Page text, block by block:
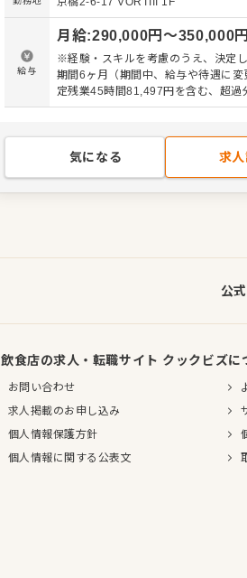
しょう。 ▼料理やお酒の魅力を、分かりやすく伝え
る役割 当店では、鮨と懐石を組み合
料理を提供しています。サービススタ
を運ぶだけでなく、食材や調理法、
お酒などをお客様へお伝えする大切
す。最初から専門知識がなくても大丈
少しずつ挑戦 サービス業務に慣れて
の仕込みや下処理、簡単な盛り付け
給与
月給:290,000円〜350,000円
※経験・スキルを考慮のうえ、決定
期間6ヶ月（期間中、給与や待遇に
定残業45時間81,497円を含む、超過
気になる 求
公
飲食店の求人・転職サイト クックビズに
お問い合わせ
求人掲載のお申し込み
個人情報保護方針
個人情報に関する公表文